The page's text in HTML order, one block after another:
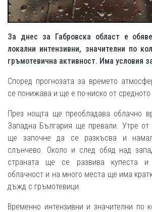
За днес за Габровска област е
локални интензивни, значителни по
гръмотевична активност. Има условия
Според прогнозата за времето
се понижава и ще е по-ниско от средното
През нощта ще преобладава облачно
Западна България ще превали. Утре от
ще започне да се разкъсва и
слънчево. Около и след обяд над
страната ще се развива купеста и
облачност и на много места ще има
дъжд с гръмотевици.
Временно интензивни и значителни по